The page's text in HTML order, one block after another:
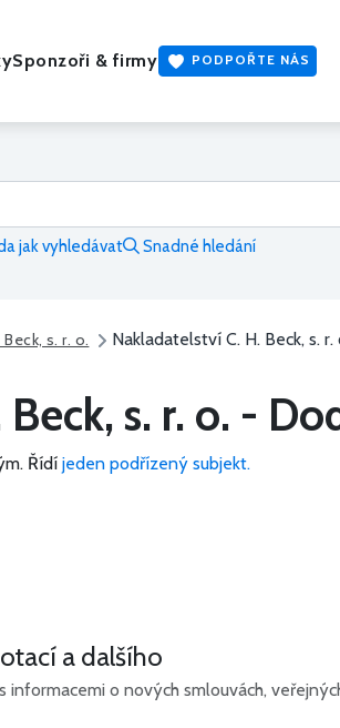
Sponzoři & firmy PODPOŘTE NÁS
jak vyhledávat Snadné hledání
s. r. o. Nakladatelství C. H. Beck, s.
s. r. o. -
Řídí jeden podřízený subjekt.
a dalšího
informacemi o nových smlouvách,